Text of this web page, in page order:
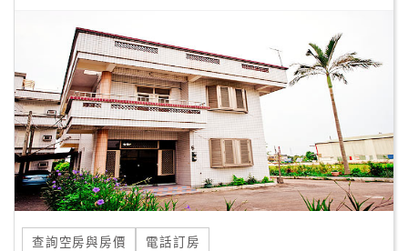
查詢空房與房價 電話訂房